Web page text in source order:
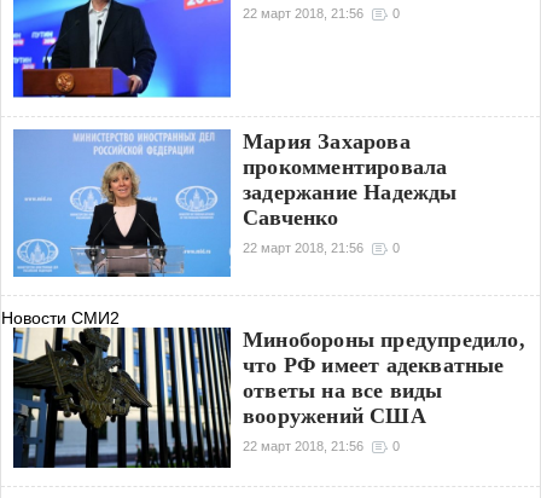
22 март 2018, 21:56 0
Мария Захарова
прокомментировала
задержание Надежды
Савченко
22 март 2018, 21:56 0
Новости СМИ2
Минобороны предупредило,
что РФ имеет адекватные
ответы на все виды
вооружений США
22 март 2018, 21:56 0